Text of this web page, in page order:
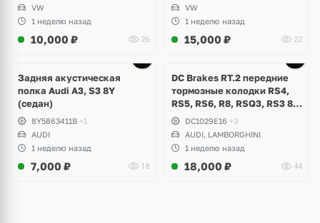
VW
1 неделю назад
10,000 ₽ 26
VW
1 неделю назад
15,000 ₽ 22
Задняя акустическая
полка Audi A3, S3 8Y
(седан)
8Y5863411B +1
AUDI
1 неделю назад
7,000 ₽ 18
DC Brakes RT.2 передние
тормозные колодки RS4,
RS5, RS6, R8, RSQ3, RS3 8V
(комплект 8 шт)
DC1029E16 +3
AUDI, LAMBORGHINI
1 неделю назад
18,000 ₽ 44